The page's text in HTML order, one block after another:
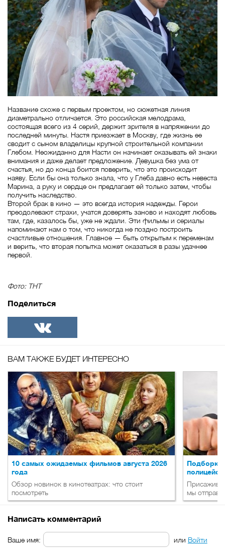
Название схоже с первым проектом, но сюжетная линия
диаметрально отличается. Это российская мелодрама,
состоящая всего из 4 серий, держит зрителя в напряжении до
последней минуты. Настя приезжает в Москву, где жизнь ее
сводит с сыном владелицы крупной строительной компании
Глебом. Неожиданно для Насти он начинает оказывать ей знаки
внимания и даже делает предложение. Девушка без ума от
счастья, но до конца боится поверить, что это происходит
наяву. Если бы она только знала, что у Глеба давно есть невеста
Марина, а руку и сердце он предлагает ей только затем, чтобы
получить наследство.
Второй брак в кино — это всегда история надежды. Герои
преодолевают страхи, учатся доверять заново и находят любовь
там, где, казалось бы, уже не ждали. Эти фильмы и сериалы
напоминают нам о том, что никогда не поздно построить
счастливые отношения. Главное — быть открытым к переменам
и верить, что вторая попытка может оказаться в разы удачнее
первой.
Фото: ТНТ
Поделиться
ВАМ ТАКЖЕ БУДЕТ ИНТЕРЕСНО
10 самых ожидаемых фильмов августа 2026
года
Обзор новинок в кинотеатрах: что стоит
посмотреть
Подборка
мы
Написать комментарий
Ваше имя: или Войти